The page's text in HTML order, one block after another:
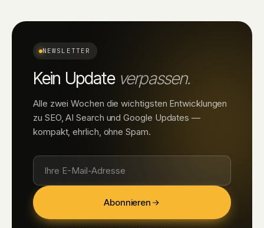
NEWSLETTER
Kein Update verpassen.
Alle zwei Wochen die wichtigsten Entwicklungen
zu SEO, AI Search und Google Updates —
kompakt, ehrlich, ohne Spam.
Abonnieren